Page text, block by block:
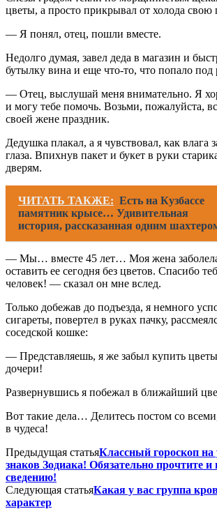
цветы, а просто прикрывал от холода свою
— Я понял, отец, пошли вместе.
Недолго думая, завел деда в магазин и
бутылку вина и еще что-то, что попало под
— Отец, выслушай меня внимательно. Я
и могу тебе помочь. Возьми, пожалуйста,
своей жене праздник.
Дедушка плакал, а я чувствовал, как влага
глаза. Впихнув пакет и букет в руки
дверям.
ЧИТАТЬ ТАКЖЕ: Есть на Кузбассе
памятник крысе… Удивительная
история, рассказанная одним
— Мы… вместе 45 лет… Моя жена
оставить ее сегодня без цветов. Спасибо
человек! — сказал он мне вслед.
Только добежав до подъезда, я немного
сигареты, повертел в руках пачку,
соседской кошке:
— Представляешь, я же забыл купить
дочери!
Развернувшись я побежал в ближайший
Вот такие дела… Делитесь постом со
в чудеса!
Предыдущая статьяКлассный гороскоп на
знаков Зодиака! Обязательно прочтите
сведению!
Следующая статьяКакая у вас группа
характер